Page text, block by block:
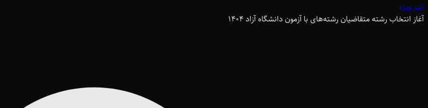
خبر ویژه
آغاز انتخاب رشته متقاضیان رشته‌های با آزمون دانشگاه آزاد ۱۴۰۴